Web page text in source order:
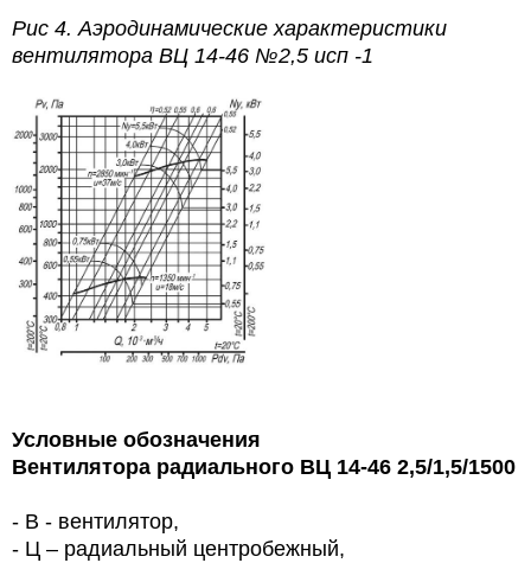
Рис 4. Аэродинамические характеристики
вентилятора ВЦ 14-46 №2,5 исп -1
Условные обозначения
Вентилятора радиального ВЦ 14-46 2,5/1,5/1500
- В - вентилятор,
- Ц – радиальный центробежный,